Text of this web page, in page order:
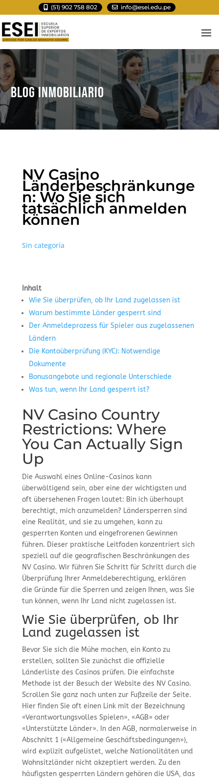
(51) 902 758 802 info@esei.edu.pe
BLOG INMOBILIARIO
NV Casino
Länderbeschränkunge
n: Wo Sie sich
tatsächlich anmelden
können
Sin categoría
Inhalt
Wie Sie überprüfen, ob Ihr Land zugelassen ist
Warum bestimmte Länder gesperrt sind
Der Anmeldeprozess für Spieler aus zugelassenen
Ländern
Die Kontoüberprüfung (KYC): Notwendige
Dokumente
Bonusangebote und regionale Unterschiede
Was tun, wenn Ihr Land gesperrt ist?
NV Casino Country
Restrictions: Where
You Can Actually Sign
Up
Die Auswahl eines Online-Casinos kann
überwältigend sein, aber eine der wichtigsten und
oft übersehenen Fragen lautet: Bin ich überhaupt
berechtigt, mich anzumelden? Ländersperren sind
eine Realität, und sie zu umgehen, kann zu
gesperrten Konten und eingefrorenen Gewinnen
führen. Dieser praktische Leitfaden konzentriert sich
speziell auf die geografischen Beschränkungen des
NV Casino. Wir führen Sie Schritt für Schritt durch die
Überprüfung Ihrer Anmeldeberechtigung, erklären
die Gründe für die Sperren und zeigen Ihnen, was Sie
tun können, wenn Ihr Land nicht zugelassen ist.
Wie Sie überprüfen, ob Ihr
Land zugelassen ist
Bevor Sie sich die Mühe machen, ein Konto zu
erstellen, sollten Sie zunächst die offizielle
Länderliste des Casinos prüfen. Die einfachste
Methode ist der Besuch der Website des NV Casino.
Scrollen Sie ganz nach unten zur Fußzeile der Seite.
Hier finden Sie oft einen Link mit der Bezeichnung
«Verantwortungsvolles Spielen», «AGB» oder
«Unterstützte Länder». In den AGB, normalerweise in
Abschnitt 1 («Allgemeine Geschäftsbedingungen»),
wird explizit aufgelistet, welche Nationalitäten und
Wohnsitzländer nicht akzeptiert werden. Zu den
häufigsten gesperrten Ländern gehören die USA, das